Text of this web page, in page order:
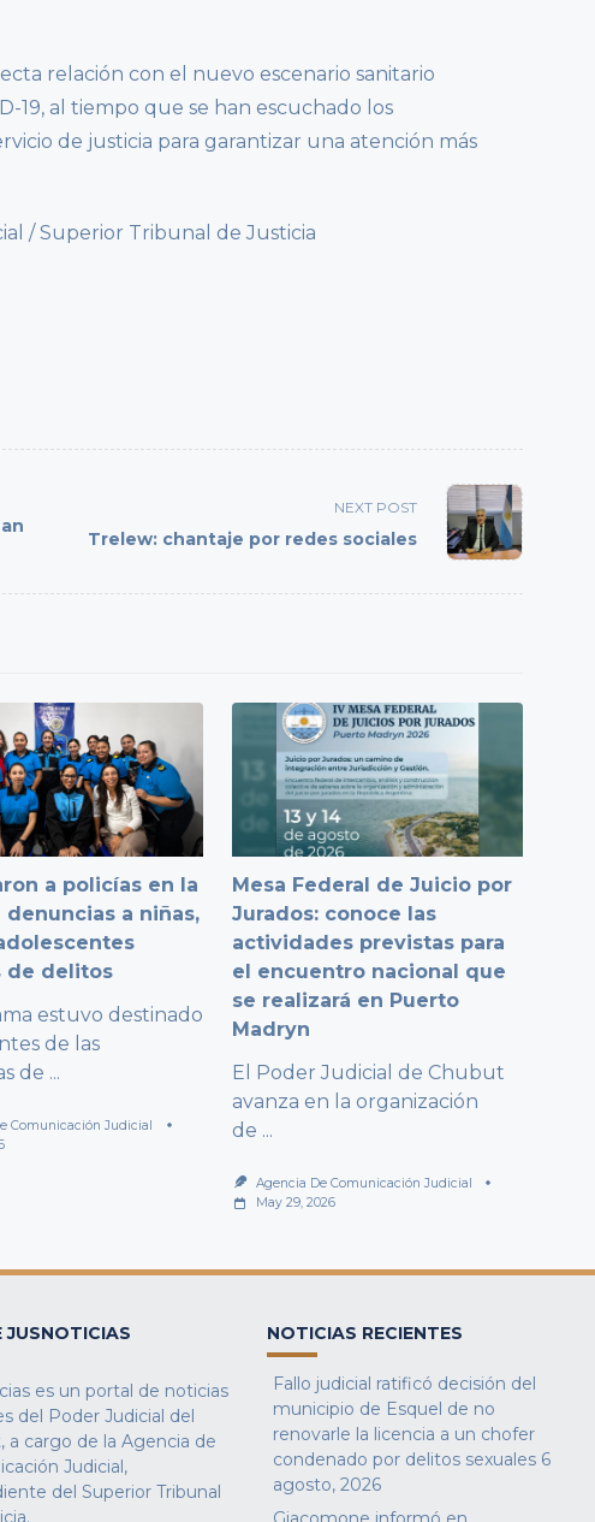
relación con el nuevo escenario sanitario
19, al tiempo que se han escuchado los
de justicia para garantizar una atención más
/ Superior Tribunal de Justicia
NEXT POST
Trelew: chantaje por redes sociales
a policías en la
a niñas,
de delitos
estuvo destinado
de las
de ...
Comunicación Judicial
Mesa Federal de Juicio por
Jurados: conoce las
actividades previstas para
el encuentro nacional que
se realizará en Puerto
Madryn
El Poder Judicial de Chubut
avanza en la organización
de ...
Agencia De Comunicación Judicial
May 29, 2026
JUSNOTICIAS
es un portal de noticias
del Poder Judicial del
a cargo de la Agencia de
Judicial,
del Superior Tribunal
NOTICIAS RECIENTES
Fallo judicial ratificó decisión del
municipio de Esquel de no
renovarle la licencia a un chofer
condenado por delitos sexuales 6
agosto, 2026